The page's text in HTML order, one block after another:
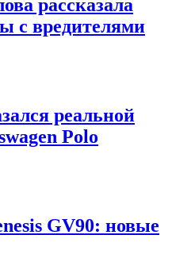
рассказала
с вредителями
реальной
Polo
GV90: новые